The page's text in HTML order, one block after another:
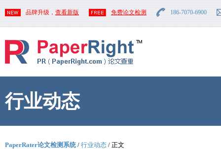
品牌升级， 查看新版 免费论文检测 186-7070-6900
行业动态
PaperRater论文检测系统/ 行业动态 / 正文